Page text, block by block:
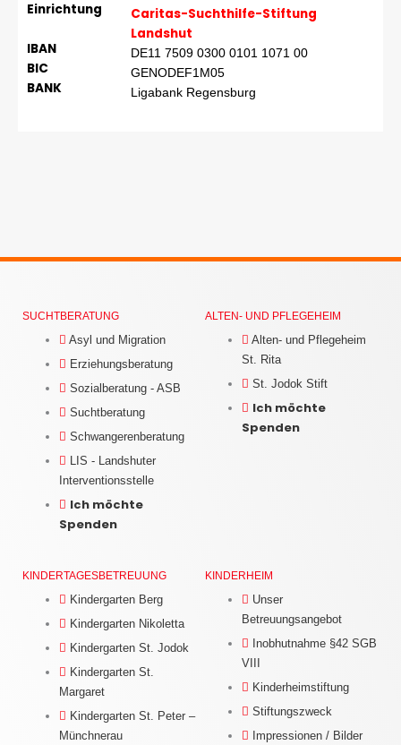
Einrichtung
IBAN
BIC
BANK
Caritas-Suchthilfe-Stiftung
Landshut
DE11 7509 0300 0101 1071 00
GENODEF1M05
Ligabank Regensburg
SUCHTBERATUNG
Asyl und Migration
Erziehungsberatung
Sozialberatung - ASB
Suchtberatung
Schwangerenberatung
LIS - Landshuter
Interventionsstelle
Ich möchte
Spenden
ALTEN- UND PFLEGEHEIM
Alten- und Pflegeheim
St. Rita
St. Jodok Stift
Ich möchte
Spenden
KINDERTAGESBETREUUNG
Kindergarten Berg
Kindergarten Nikoletta
Kindergarten St. Jodok
Kindergarten St.
Margaret
Kindergarten St. Peter –
Münchnerau
KINDERHEIM
Unser
Betreuungsangebot
Inobhutnahme §42 SGB
VIII
Kinderheimstiftung
Stiftungszweck
Impressionen / Bilder